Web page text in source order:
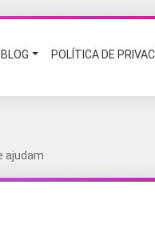
BLOG POLÍTICA DE
ajudam